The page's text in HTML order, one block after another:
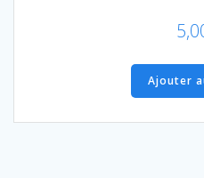
Ajouter